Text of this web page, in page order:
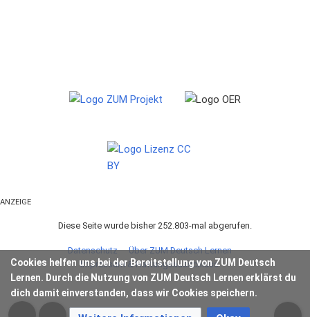
Cookies helfen uns bei der Bereitstellung von ZUM Deutsch
Lernen. Durch die Nutzung von ZUM Deutsch Lernen erklärst du
dich damit einverstanden, dass wir Cookies speichern.
ANZEIGE
Diese Seite wurde bisher 252.803-mal abgerufen.
Datenschutz
Über ZUM Deutsch Lernen
Impressum & Haftungsausschluss